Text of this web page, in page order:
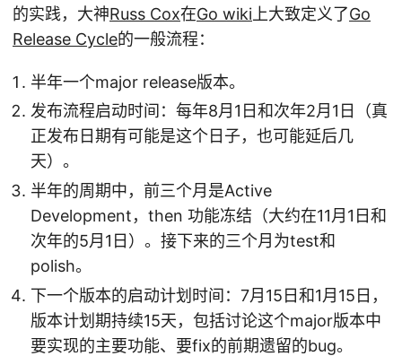
的实践，大神Russ Cox在Go wiki 上大致定义了Go
Release Cycle的一般流程：
半年一个major release版本。
发布流程启动时间：每年8月1日和次年2月1日（真
正发布日期有可能是这个日子，也可能延后几
天）。
半年的周期中，前三个月是Active
Development，then 功能冻结（大约在11月1日和
次年的5月1日）。接下来的三个月为test和
polish。
下一个版本的启动计划时间：7月15日和1月15日，
版本计划期持续15天，包括讨论这个major版本中
要实现的主要功能、要fix的前期遗留的bug。